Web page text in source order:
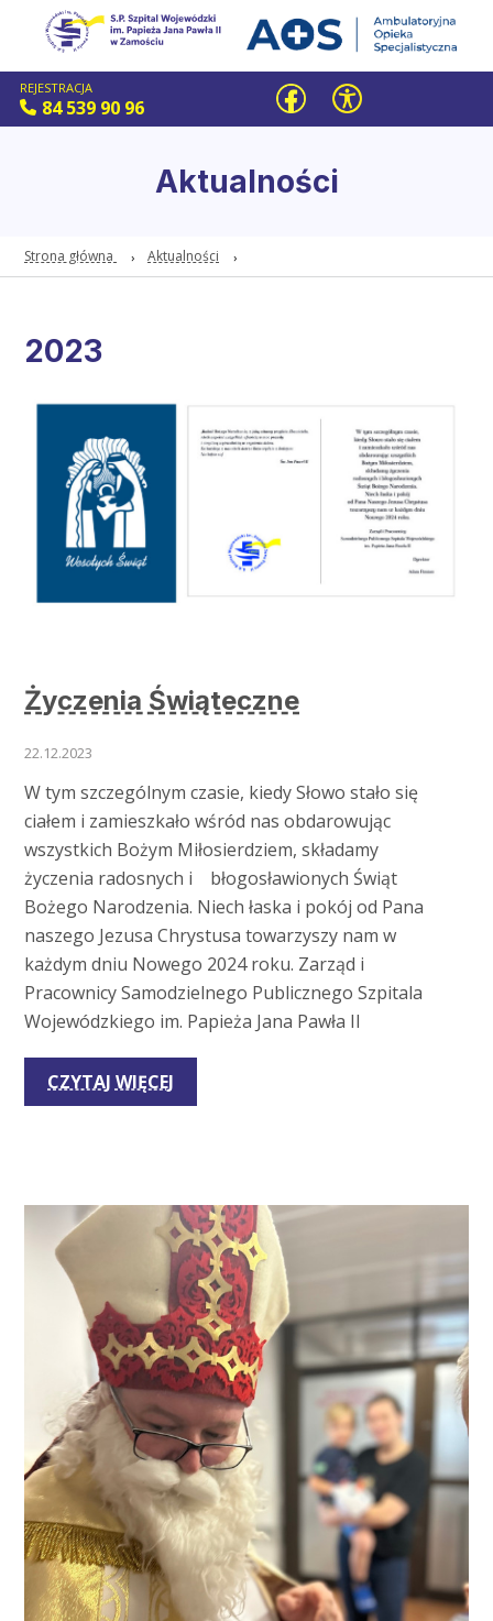
REJESTRACJA
84 539 90 96
Aktualności
Strona główna Aktualności
2023
Życzenia Świąteczne
22.12.2023
W tym szczególnym czasie, kiedy Słowo stało się
ciałem i zamieszkało wśród nas obdarowując
wszystkich Bożym Miłosierdziem, składamy
życzenia radosnych i błogosławionych Świąt
Bożego Narodzenia. Niech łaska i pokój od Pana
naszego Jezusa Chrystusa towarzyszy nam w
każdym dniu Nowego 2024 roku. Zarząd i
Pracownicy Samodzielnego Publicznego Szpitala
Wojewódzkiego im. Papieża Jana Pawła II
CZYTAJ WIĘCEJ